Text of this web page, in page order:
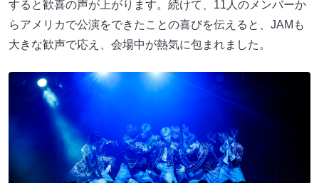
すると歓喜の声が上がります。続けて、11人のメンバーか
らアメリカで公演をできたことの喜びを伝えると、JAMも
大きな歓声で応え、会場中が熱気に包まれました。